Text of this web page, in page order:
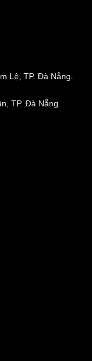
Lệ, TP. Đà Nẵng.
TP. Đà Nẵng.